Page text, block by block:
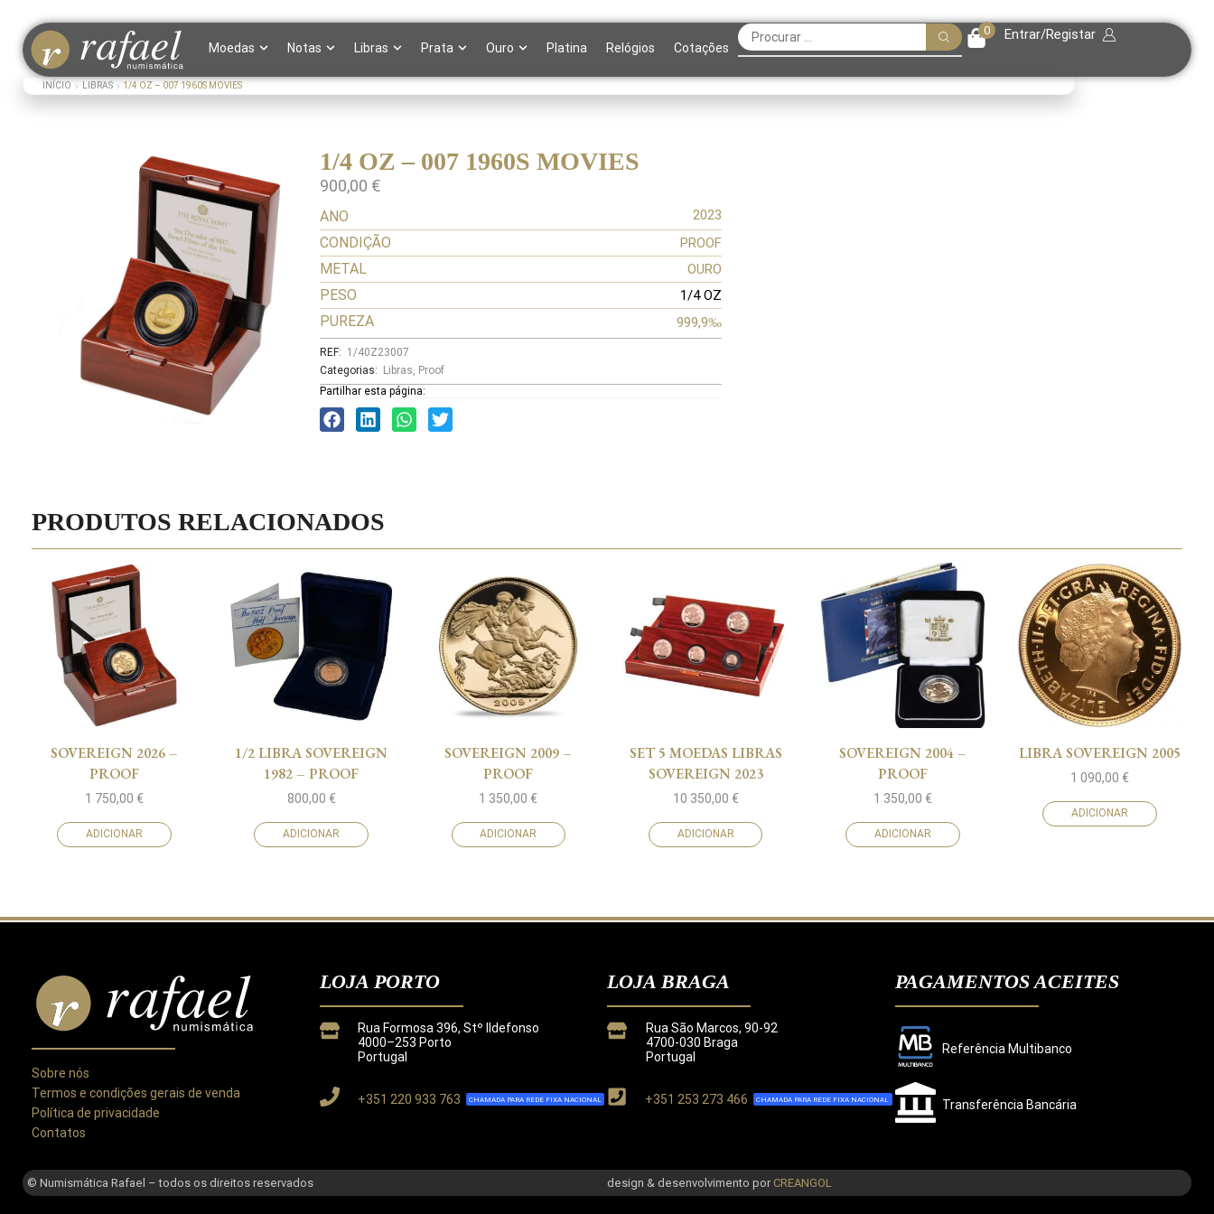
Moedas Notas Libras Prata Ouro Platina Relógios Cotações
0 Entrar/Registar
INÍCIO LIBRAS 1/4 OZ – 007 1960S MOVIES
1/4 OZ – 007 1960S MOVIES
900,00 €
ANO 2023
CONDIÇÃO PROOF
METAL OURO
PESO 1/4 OZ
PUREZA 999,9‰
REF: 1/40Z23007
Categorias:
Libras, Proof
Partilhar esta página:
PRODUTOS RELACIONADOS
SOVEREIGN 2026 –
PROOF
1 750,00€
ADICIONAR
1/2 LIBRA SOVEREIGN
1982 – PROOF
800,00 €
ADICIONAR
SOVEREIGN 2009 –
PROOF
1 350,00€
ADICIONAR
SET 5 MOEDAS LIBRAS
SOVEREIGN 2023
10 350,00 €
ADICIONAR
SOVEREIGN 2004 –
PROOF
1 350,00 €
ADICIONAR
LIBRA SOVEREIGN 2005
1 090,00 €
ADICIONAR
Este site utiliza cookies para melhorar a sua experiência.
Sobre nós
Termos e condições gerais de venda
Política de privacidade
Contatos
LOJA PORTO
Rua Formosa 396, Stº Ildefonso
4000–253 Porto
Portugal
+351 220 933 763 CHAMADA PARA REDE FIXA NACIONAL
LOJA BRAGA
Rua São Marcos, 90-92
4700-030 Braga
Portugal
+351 253 273 466 CHAMADA PARA REDE FIXA NACIONAL
PAGAMENTOS ACEITES
Referência Multibanco
Transferência Bancária
© Numismática Rafael – todos os direitos reservados design & desenvolvimento por CREANGOL